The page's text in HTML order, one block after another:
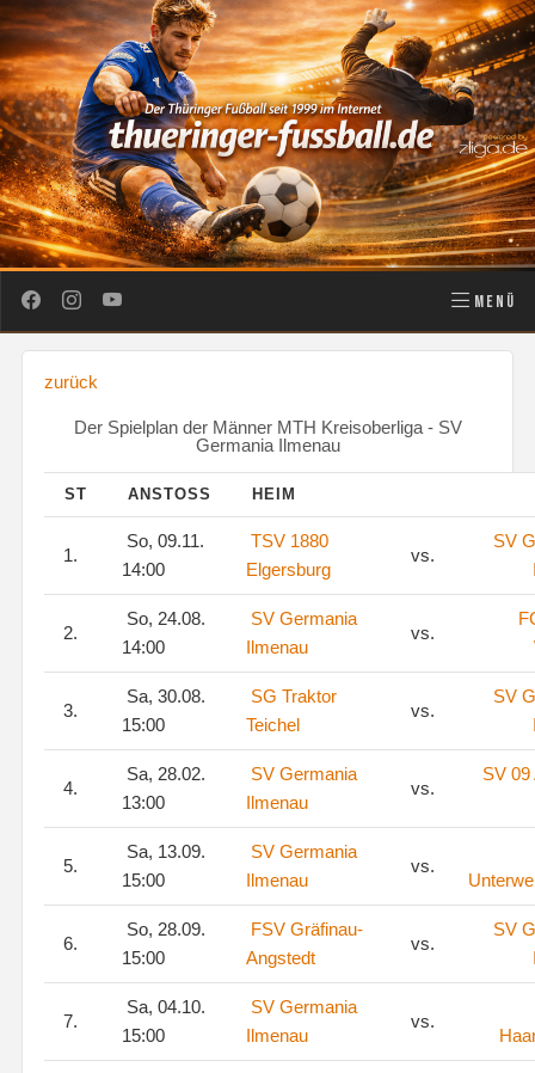
MENÜ
zurück
Der Spielplan der Männer MTH Kreisoberliga - SV
Germania Ilmenau
ST ANSTOSS HEIM
1.
So, 09.11.
14:00
TSV 1880
Elgersburg
vs.
SV
2.
So, 24.08.
14:00
SV Germania
Ilmenau
vs.
3.
Sa, 30.08.
15:00
SG Traktor
Teichel
vs.
SV
4.
Sa, 28.02.
13:00
SV Germania
Ilmenau
vs.
SV 09
5.
Sa, 13.09.
15:00
SV Germania
Ilmenau
vs.
6.
So, 28.09.
15:00
FSV Gräfinau-
Angstedt
vs.
SV
7.
Sa, 04.10.
15:00
SV Germania
Ilmenau
vs.